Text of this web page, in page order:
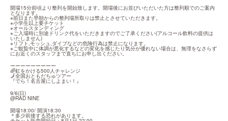
開場15分前頃より整列を開始致します。開場後にお並びいただいた方は整列順でのご案内
となります。
※前日また早朝からの整列場所取りは禁止とさせていただきます。
※小学生以上要チケット
※オールスタンディング
※ご入場時に別途ドリンク代をいただきますのでご了承ください(アルコール飲料の提供は
いたしません)
※リフト,モッシュ,ダイブなどの危険行為は禁止になります。
※ご観覧中に体調が悪化するなどの変化を感じたり気分が優れない場合は、無理をなさらず
にお近くのスタッフまで直ちにお申し出ください。
ーーーーーーーーー
🌈虹をかける500人チャレンジ
🗾全国おともだちゅツアー
『でら！名古屋にしよまい！』
9/6(日)
@RAD NINE
開場18:00/ 開演18:30
＊多少前後する恐れがあります。